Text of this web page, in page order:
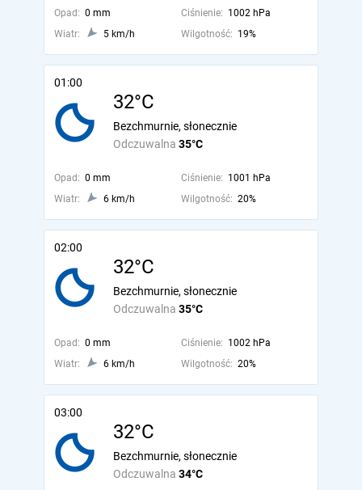
Opad: 0 mm Ciśnienie: 1002 hPa
Wiatr:
5 km/h Wilgotność: 19%
01:00
32°C
Odczuwalna 35°C
Bezchmurnie, słonecznie
Opad: 0 mm Ciśnienie: 1001 hPa
Wiatr:
6 km/h Wilgotność: 20%
02:00
32°C
Odczuwalna 35°C
Bezchmurnie, słonecznie
Opad: 0 mm Ciśnienie: 1002 hPa
Wiatr:
6 km/h Wilgotność: 20%
03:00
32°C
Odczuwalna 34°C
Bezchmurnie, słonecznie